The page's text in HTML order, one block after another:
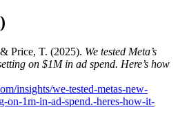
Price, T. (2025). We tested Meta’s
on $1M in ad spend. Here’s how
insights/we-tested-metas-new-
on-1m-in-ad-spend.-heres-how-it-